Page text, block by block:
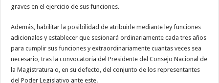
graves en el ejercicio de sus funciones.
Además, habilitar la posibilidad de atribuirle mediante ley funciones
adicionales y establecer que sesionará ordinariamente cada tres años
para cumplir sus funciones y extraordinariamente cuantas veces sea
necesario, tras la convocatoria del Presidente del Consejo Nacional de
la Magistratura o, en su defecto, del conjunto de los representantes
del Poder Legislativo ante este.